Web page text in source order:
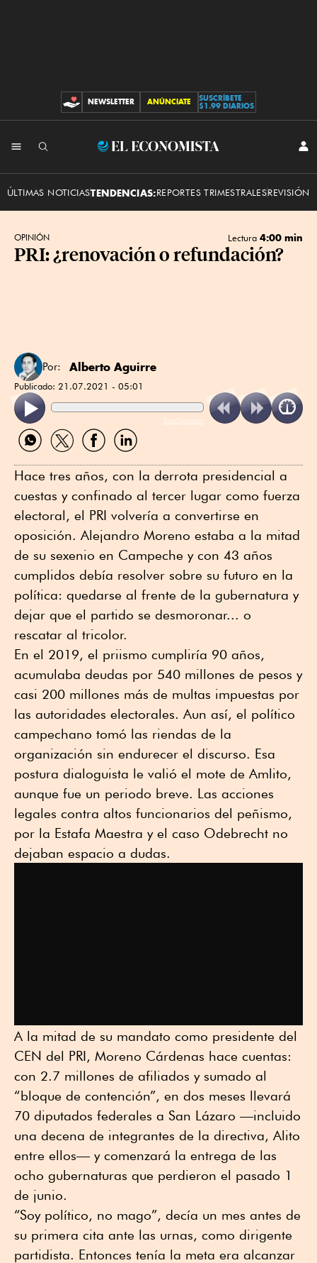
CONTRIBUCIONES
NEWSLETTER ANÚNCIATE
SUSCRÍBETE
$1.99 DIARIOS
El
ÚLTIMAS NOTICIASTENDENCIAS:REPORTES TRIMESTRALESREVISIÓN
OPINIÓN Lectura 4:00 min
PRI: ¿renovación o refundación?
Por: Alberto Aguirre
Publicado: 21.07.2021 - 05:01
ReadSpeaker
Compartir
por
Compartir
por
Compartir
por
Compartir
por
Hace tres años, con la derrota presidencial a
cuestas y confinado al tercer lugar como fuerza
electoral, el PRI volvería a convertirse en
oposición. Alejandro Moreno estaba a la mitad
de su sexenio en Campeche y con 43 años
cumplidos debía resolver sobre su futuro en la
política: quedarse al frente de la gubernatura y
dejar que el partido se desmoronar... o
rescatar al tricolor.
En el 2019, el priismo cumpliría 90 años,
acumulaba deudas por 540 millones de pesos y
casi 200 millones más de multas impuestas por
las autoridades electorales. Aun así, el político
campechano tomó las riendas de la
organización sin endurecer el discurso. Esa
postura dialoguista le valió el mote de Amlito,
aunque fue un periodo breve. Las acciones
legales contra altos funcionarios del peñismo,
por la Estafa Maestra y el caso Odebrecht no
dejaban espacio a dudas.
A la mitad de su mandato como presidente del
CEN del PRI, Moreno Cárdenas hace cuentas:
con 2.7 millones de afiliados y sumado al
“bloque de contención”, en dos meses llevará
70 diputados federales a San Lázaro —incluido
una decena de integrantes de la directiva, Alito
entre ellos— y comenzará la entrega de las
ocho gubernaturas que perdieron el pasado 1
de junio.
“Soy político, no mago”, decía un mes antes de
su primera cita ante las urnas, como dirigente
partidista. Entonces tenía la meta era alcanzar